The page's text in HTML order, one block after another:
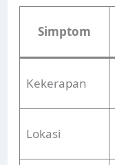
Simptom
Kekerapan
Lokasi